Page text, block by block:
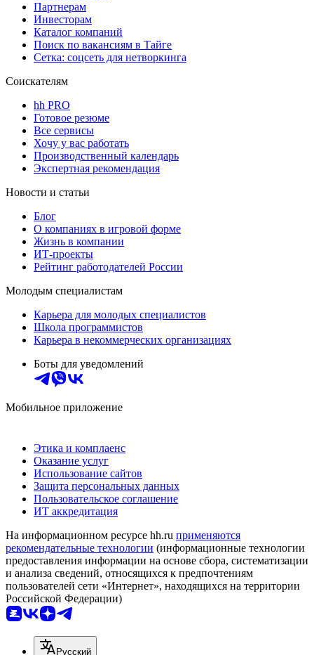
Партнерам
Инвесторам
Каталог компаний
Поиск по вакансиям в Тайге
Сетка: соцсеть для нетворкинга
Соискателям
hh PRO
Готовое резюме
Все сервисы
Хочу у вас работать
Производственный календарь
Экспертная рекомендация
Новости и статьи
Блог
О компаниях в игровой форме
Жизнь в компании
ИТ-проекты
Рейтинг работодателей России
Молодым специалистам
Карьера для молодых специалистов
Школа программистов
Карьера в некоммерческих организациях
Боты для уведомлений
Мобильное приложение
Этика и комплаенс
Оказание услуг
Использование сайтов
Защита персональных данных
Пользовательское соглашение
ИТ аккредитация
На информационном ресурсе hh.ru применяются
рекомендательные технологии (информационные технологии
предоставления информации на основе сбора, систематизации
и анализа сведений, относящихся к предпочтениям
пользователей сети «Интернет», находящихся на территории
Российской Федерации)
Русский